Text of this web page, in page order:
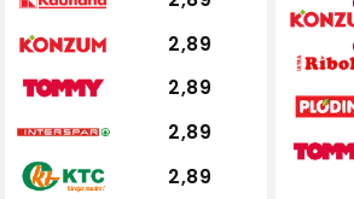
2,89
2,89
2,89
2,89